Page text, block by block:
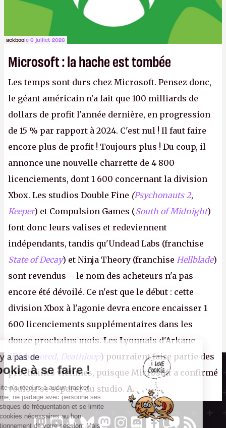
ackboole 6 juillet 2026
Microsoft : la hache est tombée
Les temps sont durs chez Microsoft. Pensez donc,
le géant américain n'a fait que 100 milliards de
dollars de profit l'année dernière, en progression
de 15 % par rapport à 2024. C'est nul ! Il faut faire
encore plus de profit ! Toujours plus ! Du coup, il
annonce une nouvelle charrette de 4 800
licenciements, dont 1 600 concernant la division
Xbox. Les studios Double Fine (Psychonauts 2,
Keeper) et Compulsion Games (South of Midnight)
font donc leurs valises et redeviennent
indépendants, tandis qu'Undead Labs (franchise
State of Decay) et Ninja Theory (franchise Hellblade)
sont revendus – le nom des acheteurs n'a pas
encore été dévoilé. Ce n'est que le début : cette
division Xbox à l'agonie devra encore encaisser 1
600 licenciements supplémentaires dans les
douze prochains mois. Les Lyonnais d'Arkane
(Dishonored, Deathloop) pourraient faire partie des
prochaines victimes, puisque Microsoft a confirmé
vouloir se séparer du studio. A.
Canard PC
Kiosque numérique
Boutique
Il n'y a pas de
Cookie à se faire !
Ce site n'a recours à aucun tracker
externe, ne partage avec personne ses
statistiques de fréquentation et se limite
aux cookies nécessaires au bon
fonctionnement de votre session. Mais